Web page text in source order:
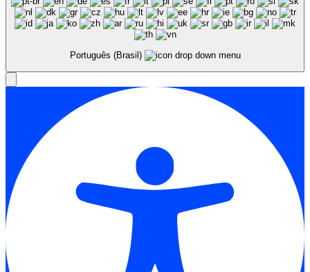
Português (Brasil)